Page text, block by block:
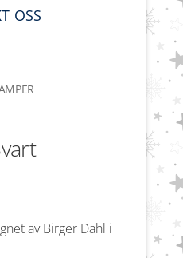
OSS
av Birger Dahl i